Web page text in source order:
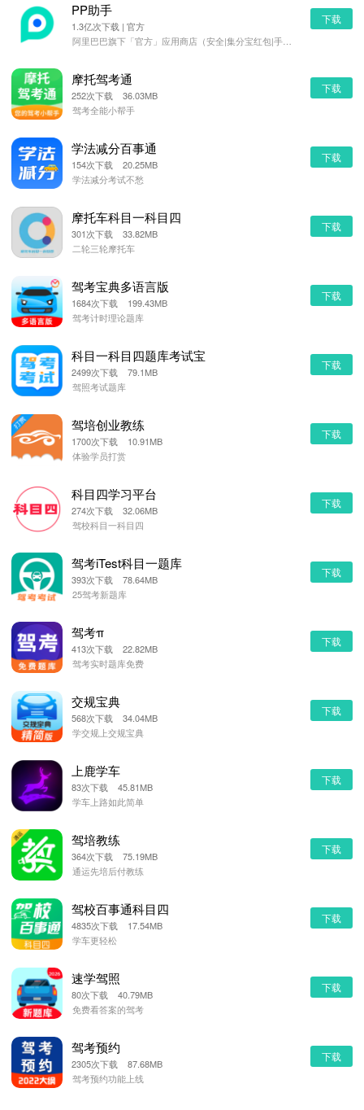
PP助手
1.3亿次下载 | 官方
下载
摩托驾考通
252次下载 36.03MB
驾考全能小帮手
下载
学法减分百事通
154次下载 20.25MB
学法减分考试不愁
下载
摩托车科目一科目四
301次下载 33.82MB
二轮三轮摩托车
下载
驾考宝典多语言版
1684次下载 199.43MB
驾考计时理论题库
下载
科目一科目四题库考试宝
2499次下载 79.1MB
驾照考试题库
下载
驾培创业教练
1700次下载 10.91MB
体验学员打赏
下载
科目四学习平台
274次下载 32.06MB
驾校科目一科目四
下载
驾考iTest科目一题库
393次下载 78.64MB
25驾考新题库
下载
驾考π
413次下载 22.82MB
驾考实时题库免费
下载
交规宝典
568次下载 34.04MB
学交规上交规宝典
下载
上鹿学车
83次下载 45.81MB
学车上路如此简单
下载
驾培教练
364次下载 75.19MB
通运先培后付教练
下载
驾校百事通科目四
4835次下载 17.54MB
学车更轻松
下载
速学驾照
80次下载 40.79MB
免费看答案的驾考
下载
驾考预约
2305次下载 87.68MB
驾考预约功能上线
下载